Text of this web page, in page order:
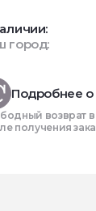
город:
Подробнее о
возврат в
получения